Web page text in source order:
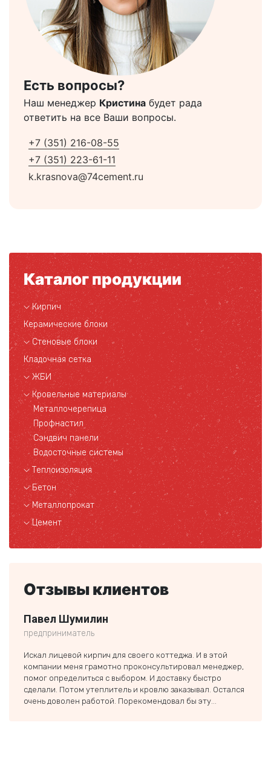
Есть вопросы?
Наш менеджер Кристина будет рада
ответить на все Ваши вопросы.
+7 (351) 216-08-55
+7 (351) 223-61-11
k.krasnova@74cement.ru
Каталог продукции
Кирпич
Керамические блоки
Стеновые блоки
Кладочная сетка
ЖБИ
Кровельные материалы
Металлочерепица
Профнастил
Сэндвич панели
Водосточные системы
Теплоизоляция
Бетон
Металлопрокат
Цемент
Отзывы клиентов
Павел Шумилин
предприниматель
Искал лицевой кирпич для своего коттеджа. И в этой
компании меня грамотно проконсультировал менеджер,
помог определиться с выбором. И доставку быстро
сделали. Потом утеплитель и кровлю заказывал. Остался
очень доволен работой. Порекомендовал бы эту...